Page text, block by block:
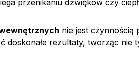
przenikaniu dźwięków czy
nie jest czynnością
doskonałe rezultaty, tworząc